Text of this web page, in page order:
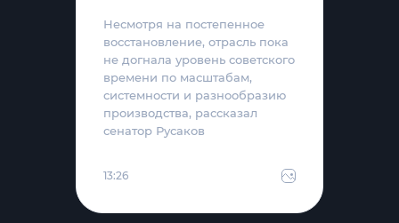
Несмотря на постепенное
восстановление, отрасль пока
не догнала уровень советского
времени по масштабам,
системности и разнообразию
производства, рассказал
сенатор Русаков
13:26